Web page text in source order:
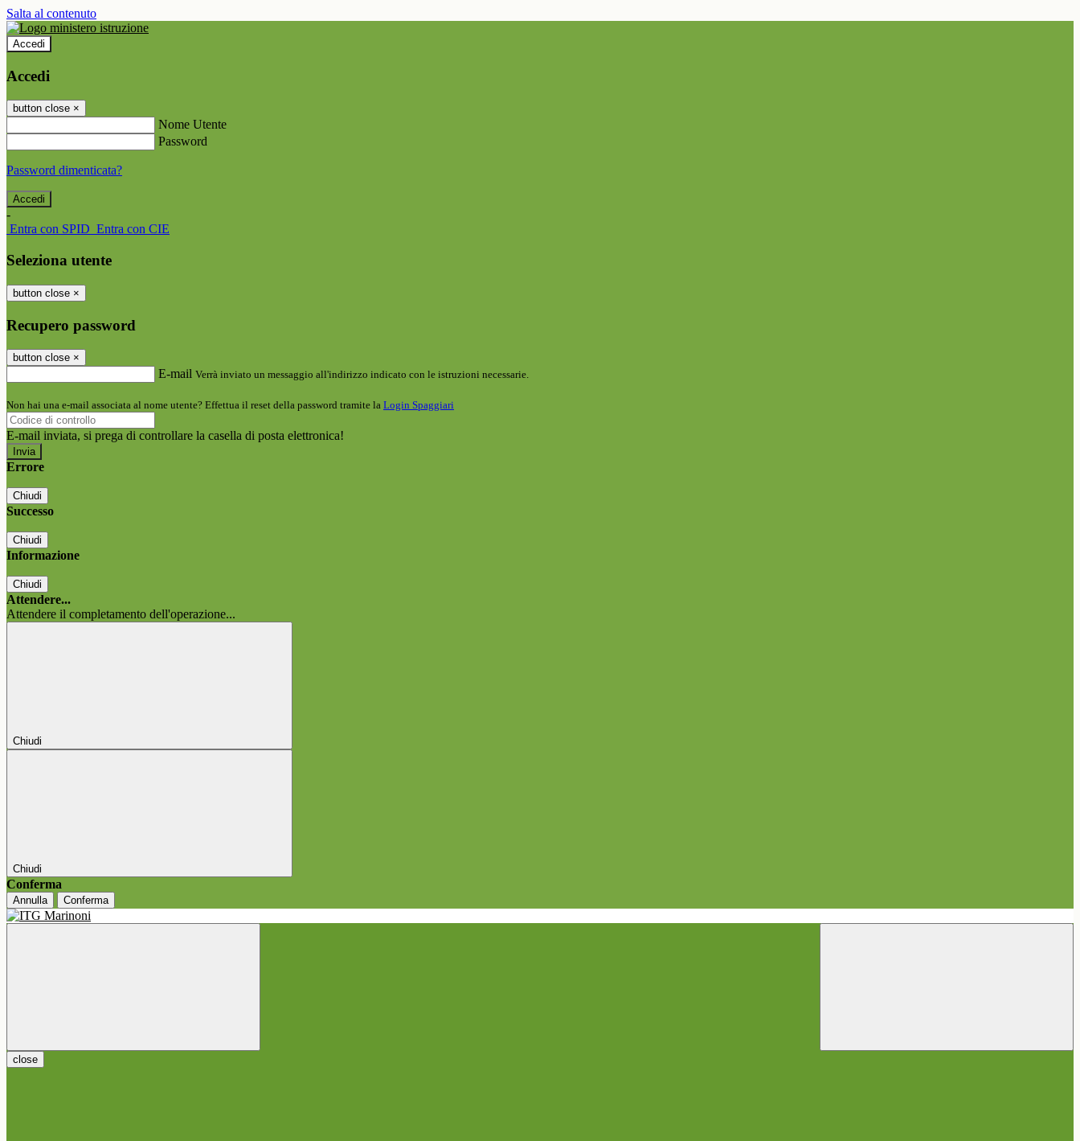
Salta al contenuto
Accedi
Accedi
button close ×
Nome Utente
Password
Password dimenticata?
-
Entra con SPID Entra con CIE
Seleziona utente
button close ×
Recupero password
button close ×
E-mail Verrà inviato un messaggio all'indirizzo indicato con le istruzioni necessarie.
Non hai una e-mail associata al nome utente? Effettua il reset della password tramite la Login Spaggiari
E-mail inviata, si prega di controllare la casella di posta elettronica!
Errore
Chiudi
Successo
Chiudi
Informazione
Chiudi
Attendere...
Attendere il completamento dell'operazione...
Chiudi
Chiudi
Conferma
Annulla Conferma
close